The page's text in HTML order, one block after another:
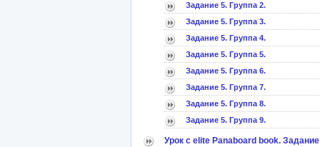
Задание 5. Группа 2.
Задание 5. Группа 3.
Задание 5. Группа 4.
Задание 5. Группа 5.
Задание 5. Группа 6.
Задание 5. Группа 7.
Задание 5. Группа 8.
Задание 5. Группа 9.
Урок с elitе Panaboard book.